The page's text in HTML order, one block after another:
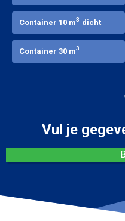
Container 10 m3 dicht
Container 30 m3
Vul je